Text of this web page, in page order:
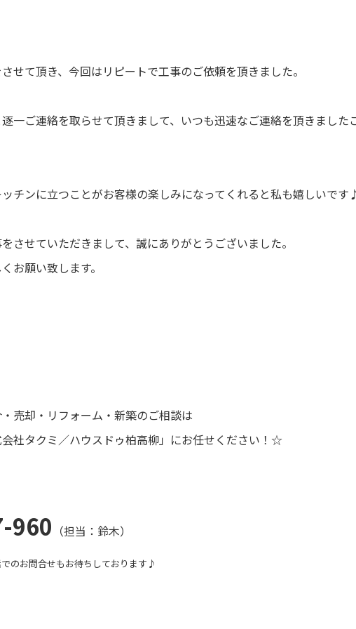
せて頂き、今回はリピートで工事のご依頼を頂きました。
一ご連絡を取らせて頂きまして、いつも迅速なご連絡を頂きました
チンに立つことがお客様の楽しみになってくれると私も嬉しいです
させていただきまして、誠にありがとうございました。
お願い致します。
売却・リフォーム・新築のご相談は
社タクミ／ハウスドゥ柏高柳」にお任せください！☆
960 （担当：鈴木）
のお問合せもお待ちしております♪